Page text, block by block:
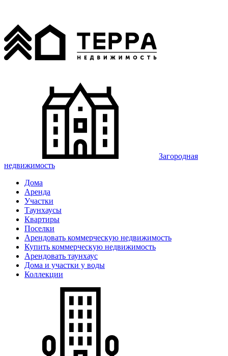
Загородная
недвижимость
Дома
Аренда
Участки
Таунхаусы
Квартиры
Поселки
Арендовать коммерческую недвижимость
Купить коммерческую недвижимость
Арендовать таунхаус
Дома и участки у воды
Коллекции